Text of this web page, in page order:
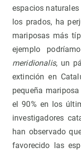
espacios
los prados, ha
mariposas más
ejemplo
meridionalis, un
extinción en
pequeña
el 90% en los
investigadores
han observado
favorecido las